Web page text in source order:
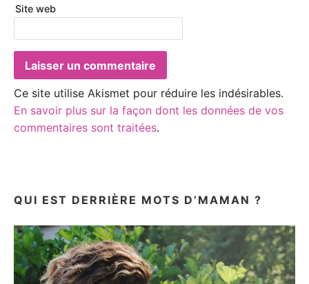
Site web
Ce site utilise Akismet pour réduire les indésirables.
En savoir plus sur la façon dont les données de vos
commentaires sont traitées.
QUI EST DERRIÈRE MOTS D’MAMAN ?